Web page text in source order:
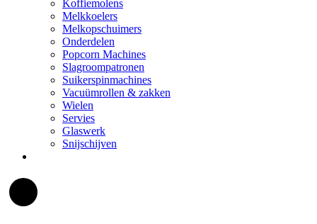
Koffiemolens
Melkkoelers
Melkopschuimers
Onderdelen
Popcorn Machines
Slagroompatronen
Suikerspinmachines
Vacuümrollen & zakken
Wielen
Servies
Glaswerk
Snijschijven